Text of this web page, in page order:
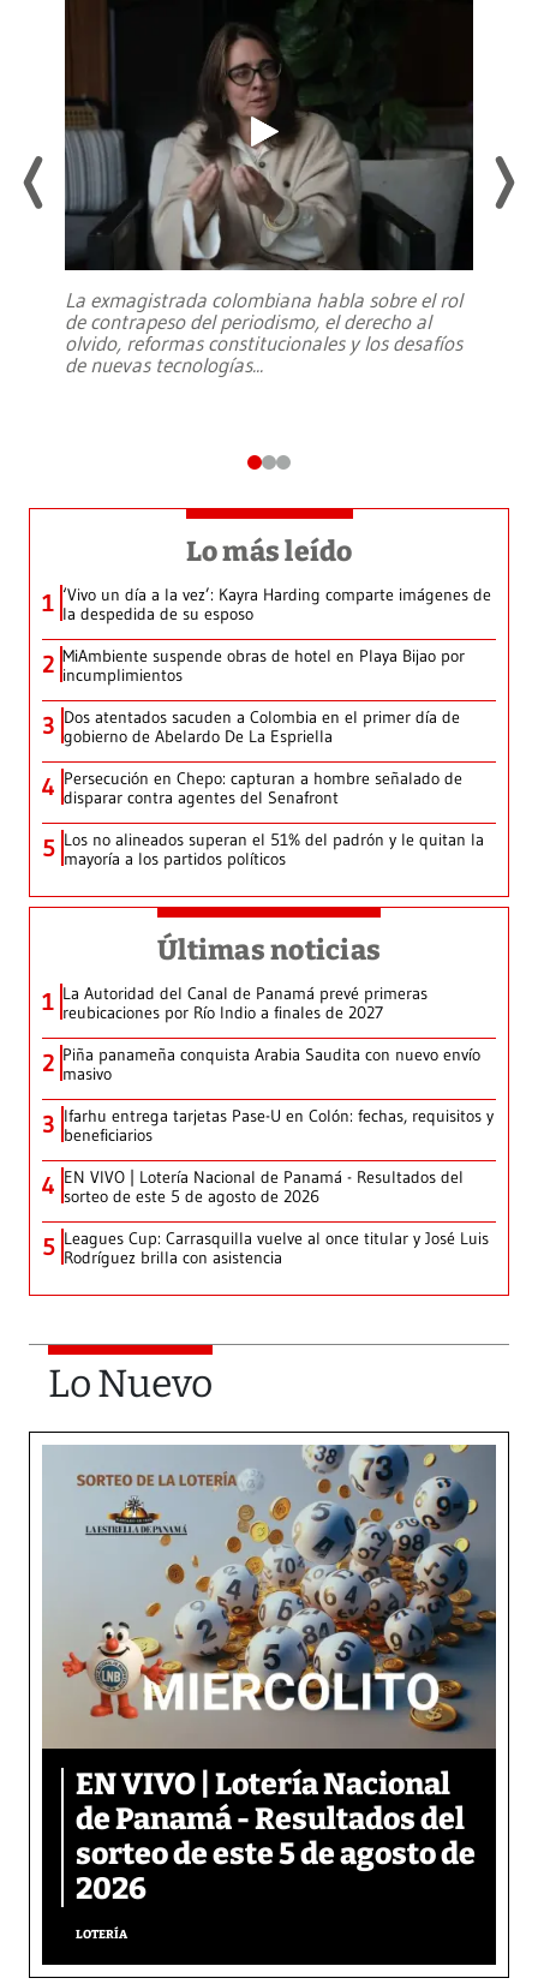
La exmagistrada colombiana habla sobre el rol
de contrapeso del periodismo, el derecho al
olvido, reformas constitucionales y los desafíos
de nuevas tecnologías...
Lo más leído
1 ‘Vivo un día a la vez’: Kayra Harding comparte imágenes de
la despedida de su esposo
2 MiAmbiente suspende obras de hotel en Playa Bijao por
incumplimientos
3 Dos atentados sacuden a Colombia en el primer día de
gobierno de Abelardo De La Espriella
4 Persecución en Chepo: capturan a hombre señalado de
disparar contra agentes del Senafront
5 Los no alineados superan el 51% del padrón y le quitan la
mayoría a los partidos políticos
Últimas noticias
1 La Autoridad del Canal de Panamá prevé primeras
reubicaciones por Río Indio a finales de 2027
2 Piña panameña conquista Arabia Saudita con nuevo envío
masivo
3 Ifarhu entrega tarjetas Pase-U en Colón: fechas, requisitos y
beneficiarios
4 EN VIVO | Lotería Nacional de Panamá - Resultados del
sorteo de este 5 de agosto de 2026
5 Leagues Cup: Carrasquilla vuelve al once titular y José Luis
Rodríguez brilla con asistencia
Lo Nuevo
EN VIVO | Lotería Nacional
de Panamá - Resultados del
sorteo de este 5 de agosto de
2026
LOTERÍA